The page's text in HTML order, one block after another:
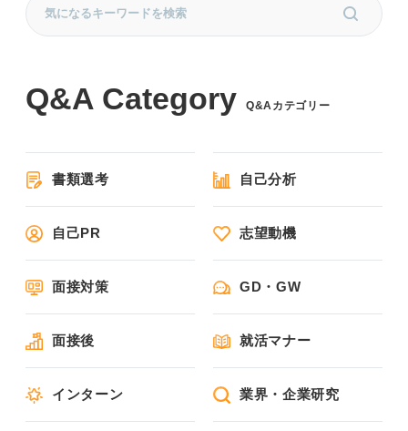
Q&Aカテゴリー
書類選考 自己分析
自己PR 志望動機
面接対策 GD・GW
面接後 就活マナー
インターン 業界・企業研究